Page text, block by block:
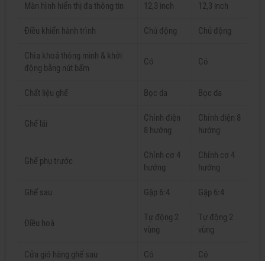
Màn hình hiển thị đa thông tin 12,3 inch 12,3 inch
Điều khiển hành trình Chủ động Chủ động
Chìa khoá thông minh & khởi
động bằng nút bấm
Có Có
Chất liệu ghế Bọc da Bọc da
Ghế lái
Chỉnh điện
8 hướng
Chỉnh điện 8
hướng
Ghế phụ trước
Chỉnh cơ 4
hướng
Chỉnh cơ 4
hướng
Ghế sau Gập 6:4 Gập 6:4
Điều hoà
Tự động 2
vùng
Tự động 2
vùng
Cửa gió hàng ghế sau Có Có